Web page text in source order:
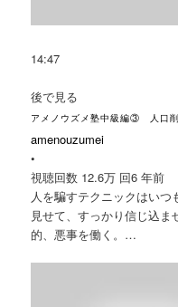
14:47
後で見る
アメノウズメ塾中級編③ 人口
amenouzumei
•
視聴回数 12.6万 回6 年前
人を騙すテクニックはい
見せて、すっかり信じ込
的、悪事を働く。…